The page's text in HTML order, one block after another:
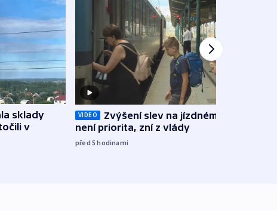
sklady
v
VIDEO
Zvýšení slev na jízdném teď
není priorita, zní z vlády
před 5hodinami